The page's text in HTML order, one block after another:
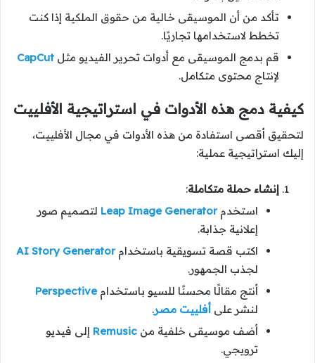
تأكد من أن الموسيقى خالية من حقوق الملكية إذا كنت
تخطط لاستخدامها تجاريًا.
قم بدمج الموسيقى مع أدوات تحرير الفيديو مثل CapCut
لإنتاج محتوى متكامل.
كيفية دمج هذه الأدوات في استراتيجية الأفلييت
لتحقيق أقصى استفادة من هذه الأدوات في مجال الأفلييت،
إليك استراتيجية عملية:
إنشاء حملة متكاملة:
استخدمLeap Image Generator لتصميم صور
إعلانية جذابة.
اكتب قصة تسويقية باستخدامAI Story Generator
لجذب الجمهور.
أنتج مقالًا محسنًا للسيو باستخدامPerspective
لنشر على أفلييت مصر.
أضف موسيقى خلفية من Remusic إلى فيديو
ترويجي.